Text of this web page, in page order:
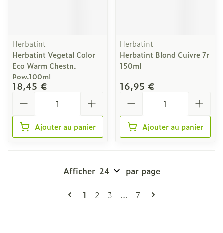
Herbatint
Herbatint Vegetal Color
Eco Warm Chestn.
Pow.100ml
18,45 €
Ajouter au panier
Herbatint
Herbatint Blond Cuivre 7r
150ml
16,95 €
Ajouter au panier
Pages
Vous lisez actuellement la page
1 Page
2 Page
3 ... Page
7
Afficher par page